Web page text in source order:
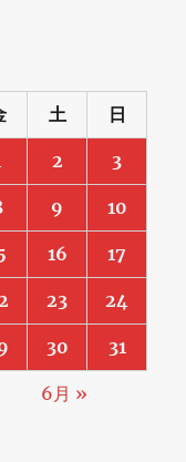
土 日
2 3
9 10
16 17
23 24
30 31
6月 »